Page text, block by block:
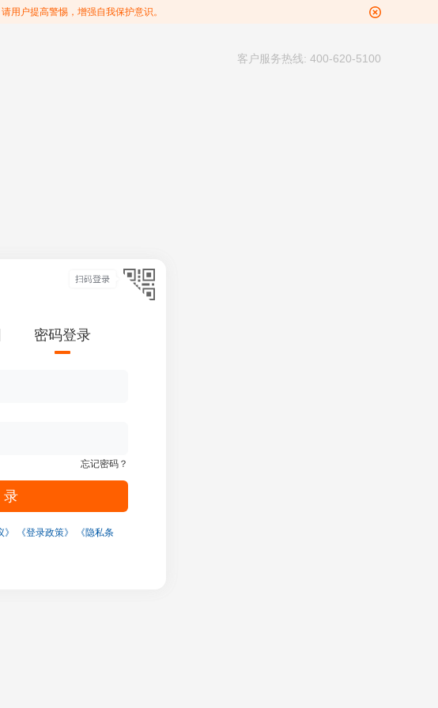
用户提高警惕，增强自我保护意识。
客户服务热线: 400-620-5100
密码登录
忘记密码？
录
》 《登录政策》
《隐私条